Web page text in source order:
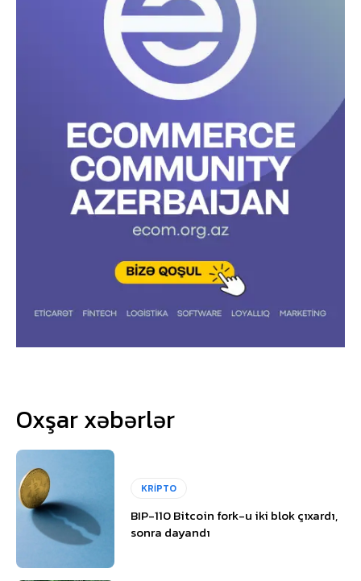
Oxşar xəbərlər
KRİPTO
BIP-110 Bitcoin fork-u iki blok çıxardı,
sonra dayandı